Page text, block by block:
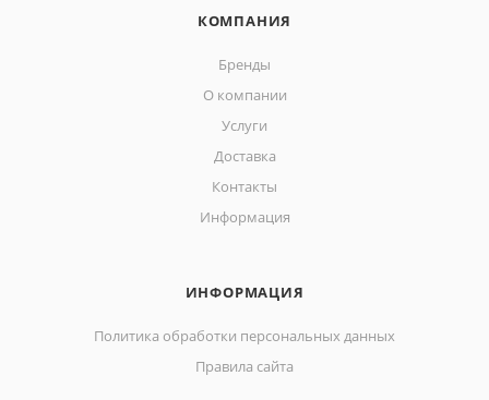
КОМПАНИЯ
Бренды
О компании
Услуги
Доставка
Контакты
Информация
ИНФОРМАЦИЯ
Политика обработки персональных данных
Правила сайта